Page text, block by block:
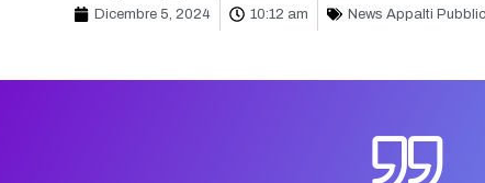
Dicembre 5, 2024 10:12 am News Appalti